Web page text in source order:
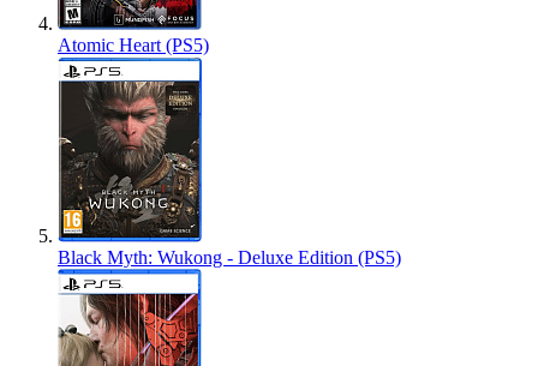
Atomic Heart (PS5)
Black Myth: Wukong - Deluxe Edition (PS5)